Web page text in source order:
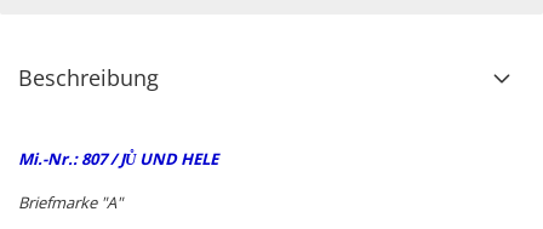
Beschreibung
Mi.-Nr.: 807 / JŮ UND HELE
Briefmarke "A"